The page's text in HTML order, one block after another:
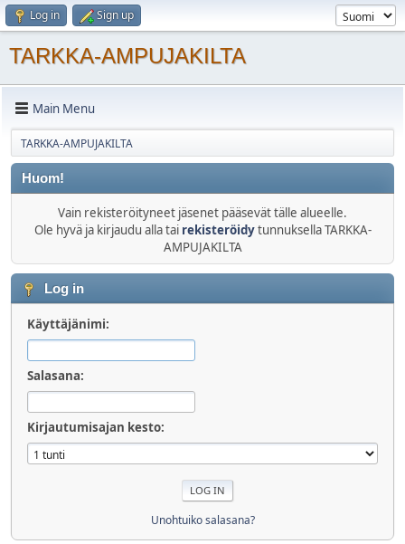
Log in Sign up
TARKKA-AMPUJAKILTA
Main Menu
TARKKA-AMPUJAKILTA
Huom!
Vain rekisteröityneet jäsenet pääsevät tälle alueelle.
Ole hyvä ja kirjaudu alla tai rekisteröidytunnuksella TARKKA-
AMPUJAKILTA
Log in
Käyttäjänimi:
Salasana:
Kirjautumisajan kesto:
Unohtuiko salasana?